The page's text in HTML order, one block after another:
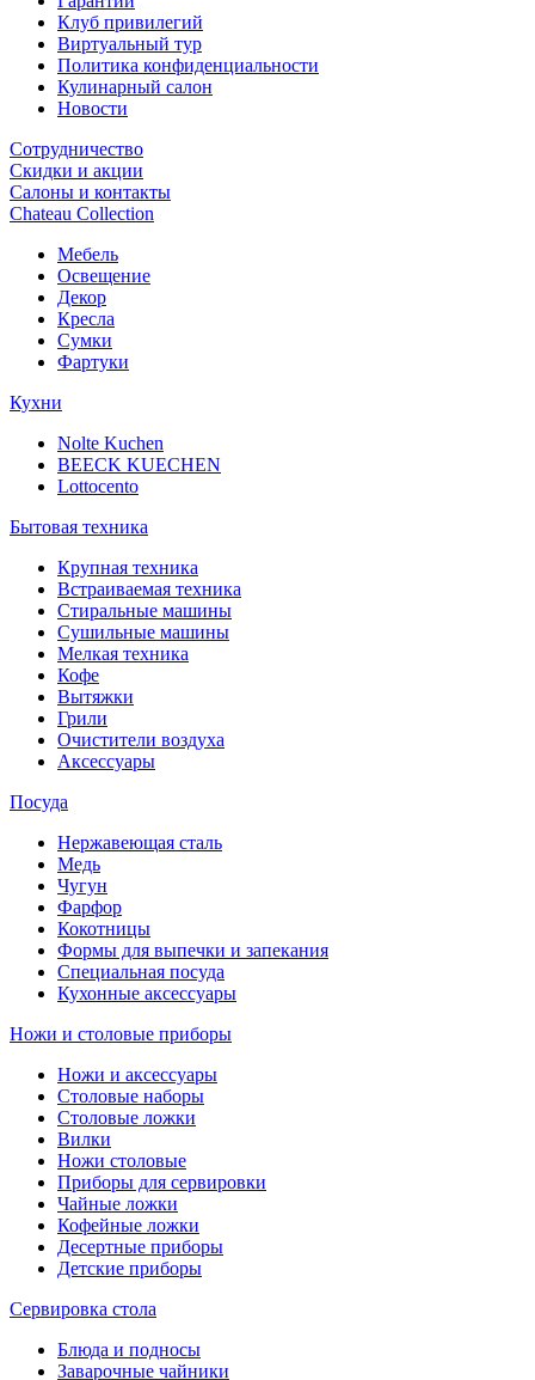
Клуб привилегий
Виртуальный тур
Политика конфиденциальности
Кулинарный салон
Новости
Сотрудничество
Скидки и акции
Салоны и контакты
Chateau Collection
Мебель
Освещение
Декор
Кресла
Сумки
Фартуки
Кухни
Nolte Kuchen
BEECK KUECHEN
Lottocento
Бытовая техника
Крупная техника
Встраиваемая техника
Стиральные машины
Сушильные машины
Мелкая техника
Кофе
Вытяжки
Грили
Очистители воздуха
Аксессуары
Посуда
Нержавеющая сталь
Медь
Чугун
Фарфор
Кокотницы
Формы для выпечки и запекания
Специальная посуда
Кухонные аксессуары
Ножи и столовые приборы
Ножи и аксессуары
Столовые наборы
Столовые ложки
Вилки
Ножи столовые
Приборы для сервировки
Чайные ложки
Кофейные ложки
Десертные приборы
Детские приборы
Сервировка стола
Блюда и подносы
Заварочные чайники